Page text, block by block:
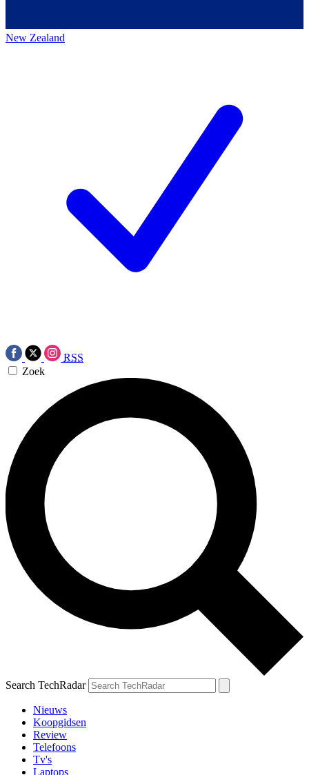
New Zealand
RSS
Zoek
Search TechRadar
Nieuws
Koopgidsen
Review
Telefoons
Tv's
Laptops